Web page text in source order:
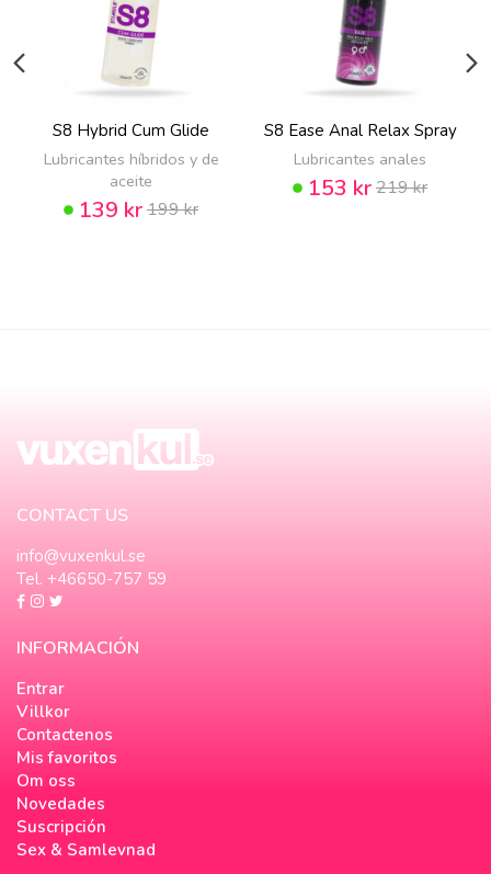
S8 Hybrid Cum Glide
Lubricantes híbridos y de
aceite
139 kr199 kr
S8 Ease Anal Relax Spray
Lubricantes anales
153 kr219 kr
CONTACT US
info@vuxenkul.se
Tel. +46650-757 59
INFORMACIÓN
Entrar
Villkor
Contactenos
Mis favoritos
Om oss
Novedades
Suscripción
Sex & Samlevnad